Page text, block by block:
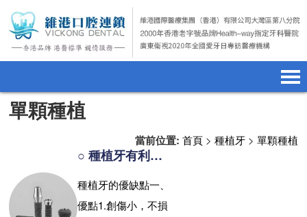
首頁home page
hospital introduction
醫生介紹
醫療新聞medical news
澳門電話預約
WhatsApp預約
單顆種植
當前位置: 首頁> 種植牙> 單顆種植
○ 種植牙有利弊 並非人人適合
種植牙的優缺點一、
優點1.創傷小，不損